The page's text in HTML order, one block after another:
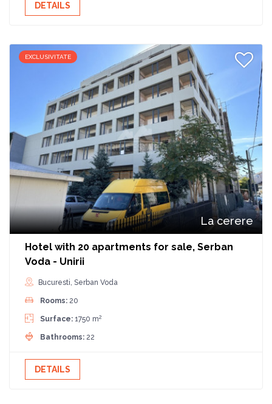
DETAILS
EXCLUSIVITATE
La cerere
Hotel with 20 apartments for sale, Serban
Voda - Unirii
Bucuresti, Serban Voda
Rooms: 20
Surface: 1750 m2
Bathrooms: 22
DETAILS